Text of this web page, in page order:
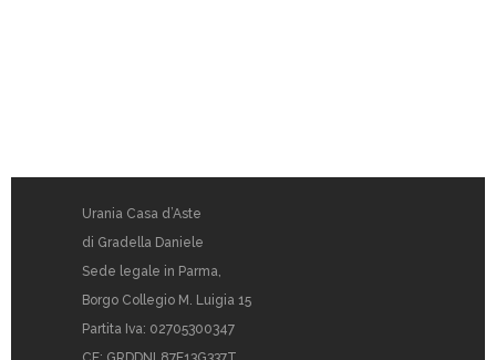
Urania Casa d’Aste
di Gradella Daniele
Sede legale in Parma,
Borgo Collegio M. Luigia 15
Partita Iva: 02705300347